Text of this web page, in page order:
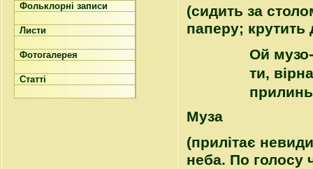
Фольклорні записи
Листи
Фотогалерея
Статті
(сидить за
паперу; крутить
Ой
ти,
Муза
(прилітає
неба. По голосу